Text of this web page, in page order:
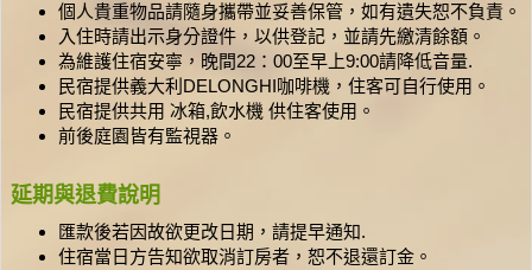
個人貴重物品請隨身攜帶並妥善保管，如有遺失恕不負責。
入住時請出示身分證件，以供登記，並請先繳清餘額。
為維護住宿安寧，晚間22：00至早上9:00請降低音量.
民宿提供義大利DELONGHI咖啡機，住客可自行使用。
民宿提供共用 冰箱,飲水機 供住客使用。
前後庭園皆有監視器。
延期與退費說明
匯款後若因故欲更改日期，請提早通知.
住宿當日方告知欲取消訂房者，恕不退還訂金。